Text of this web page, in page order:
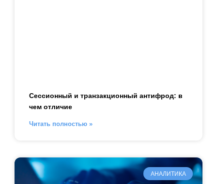
Сессионный и транзакционный антифрод: в
чем отличие
Читать полностью »
АНАЛИТИКА